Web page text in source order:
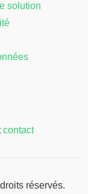
solution
contact
réservés.